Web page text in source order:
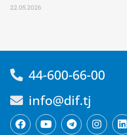
22.05.2026
44-600-66-00
info@dif.tj